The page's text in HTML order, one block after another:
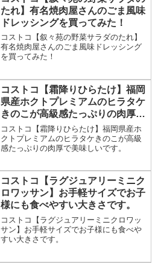
たれ】有名焼肉屋さんのごま風味
ドレッシングを買ってみた！
コストコ【叙々苑の野菜サラダのたれ】
有名焼肉屋さんのごま風味ドレッシング
を買ってみた！
コストコ【霜降りひらたけ】福岡
県産ホクトプレミアムのヒラタケ
きのこが高級感たっぷりの肉厚で
美味しいです。
コストコ【霜降りひらたけ】福岡県産ホ
クトプレミアムのヒラタケきのこが高級
感たっぷりの肉厚で美味しいです。
コストコ【ラグジュアリーミニク
ロワッサン】お手軽サイズでお子
様にも食べやすい大きさです。
コストコ【ラグジュアリーミニクロワッ
サン】お手軽サイズでお子様にも食べや
すい大きさです。